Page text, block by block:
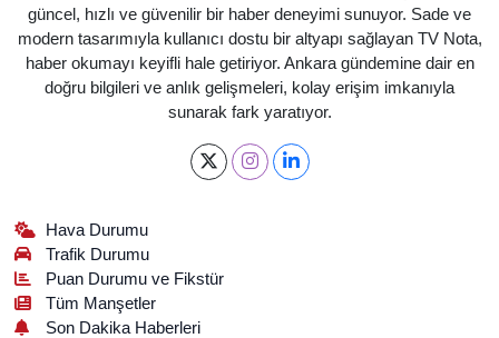
güncel, hızlı ve güvenilir bir haber deneyimi sunuyor. Sade ve
modern tasarımıyla kullanıcı dostu bir altyapı sağlayan TV Nota,
haber okumayı keyifli hale getiriyor. Ankara gündemine dair en
doğru bilgileri ve anlık gelişmeleri, kolay erişim imkanıyla
sunarak fark yaratıyor.
Hava Durumu
Trafik Durumu
Puan Durumu ve Fikstür
Tüm Manşetler
Son Dakika Haberleri